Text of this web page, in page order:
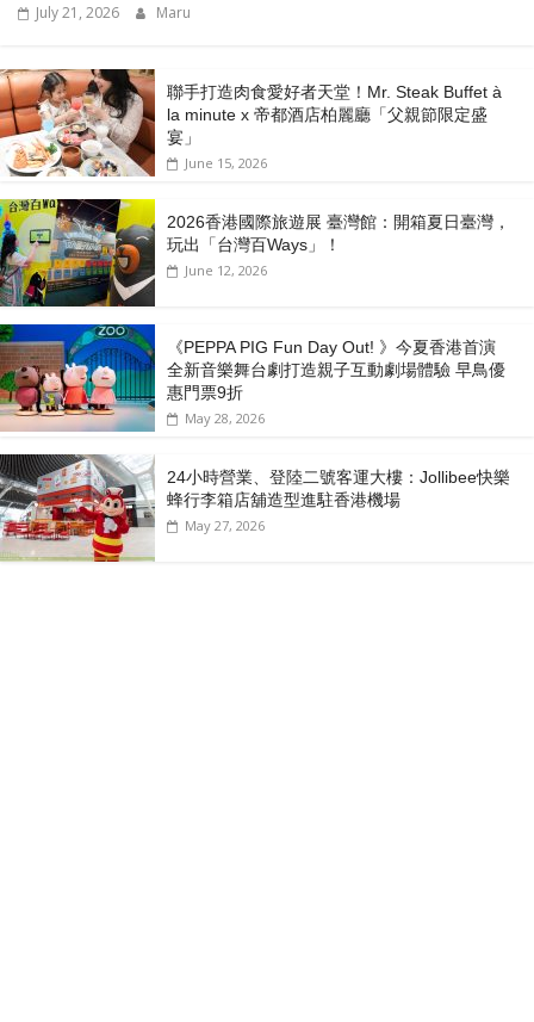
July 21, 2026 Maru
聯手打造肉食愛好者天堂！Mr. Steak Buffet à
la minute x 帝都酒店柏麗廳「⽗親節限定盛
宴」
June 15, 2026
2026香港國際旅遊展 臺灣館：開箱夏日臺灣，
玩出「台灣百Ways」！
June 12, 2026
《PEPPA PIG Fun Day Out! 》今夏香港首演
全新音樂舞台劇打造親子互動劇場體驗 早鳥優
惠門票9折
May 28, 2026
24小時營業、登陸二號客運大樓：Jollibee快樂
蜂行李箱店舖造型進駐香港機場
May 27, 2026